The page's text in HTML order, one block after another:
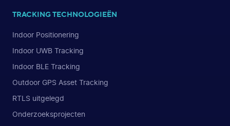
TRACKING TECHNOLOGIEËN
Indoor Positionering
Indoor UWB Tracking
Indoor BLE Tracking
Outdoor GPS Asset Tracking
RTLS uitgelegd
Onderzoeksprojecten